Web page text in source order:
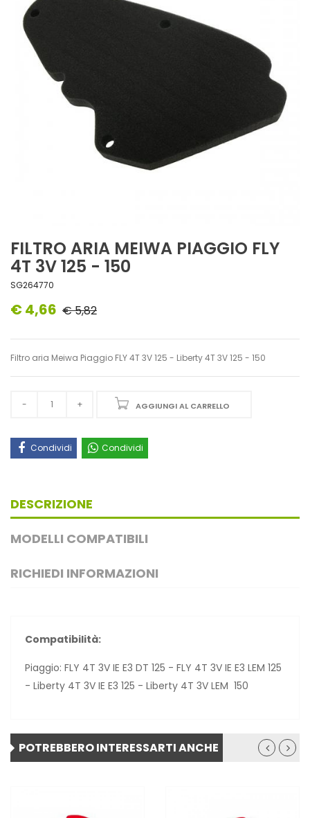
FILTRO ARIA MEIWA PIAGGIO FLY
4T 3V 125 - 150
SG264770
€ 4,66 € 5,82
Filtro aria Meiwa Piaggio FLY 4T 3V 125 - Liberty 4T 3V 125 - 150
AGGIUNGI AL CARRELLO
Condividi Condividi
DESCRIZIONE
MODELLI COMPATIBILI
RICHIEDI INFORMAZIONI
Compatibilità:
Piaggio: FLY 4T 3V IE E3 DT 125 - FLY 4T 3V IE E3 LEM 125
- Liberty 4T 3V IE E3 125 - Liberty 4T 3V LEM 150
POTREBBERO INTERESSARTI ANCHE